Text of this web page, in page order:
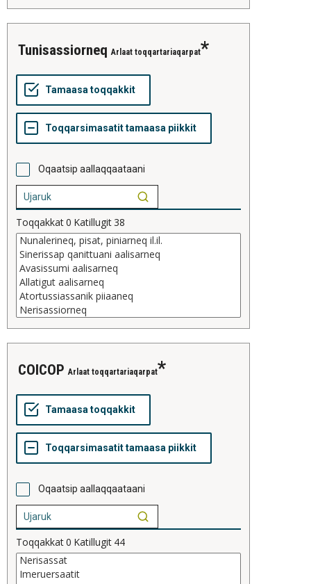
tunisassiorneq Arlaat toqqartariaqarpat
Oqaatsip aallaqqaataani
Toqqakkat0 Katillugit38
COICOP Arlaat toqqartariaqarpat
Oqaatsip aallaqqaataani
Toqqakkat0 Katillugit 44